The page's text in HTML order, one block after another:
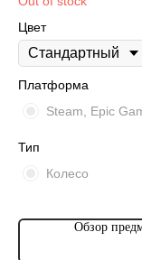
Цвет
Платформа
Steam, Epic
Тип
Колесо
Обзор